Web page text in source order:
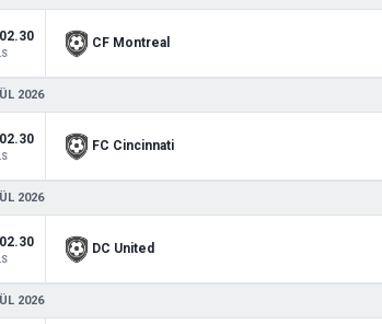
02.30 CF Montreal
2026
02.30 FC Cincinnati
2026
02.30 DC United
2026